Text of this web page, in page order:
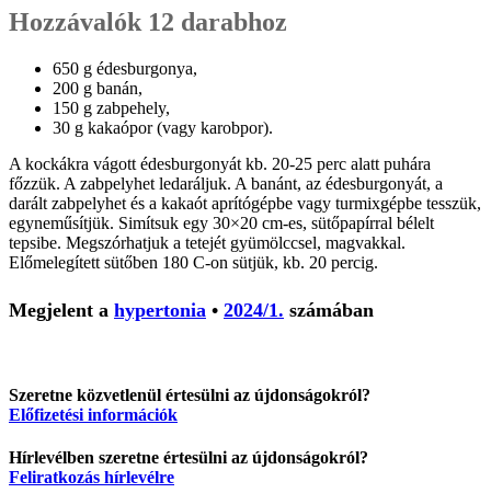
Hozzávalók 12 darabhoz
650 g édesburgonya,
200 g banán,
150 g zabpehely,
30 g kakaópor (vagy karobpor).
A kockákra vágott édesburgonyát kb. 20-25 perc alatt puhára
főzzük. A zabpelyhet ledaráljuk. A banánt, az édesburgonyát, a
darált zabpelyhet és a kakaót aprítógépbe vagy turmixgépbe tesszük,
egyneműsítjük. Simítsuk egy 30×20 cm-es, sütőpapírral bélelt
tepsibe. Megszórhatjuk a tetejét gyümölccsel, magvakkal.
Előmelegített sütőben 180 C-on sütjük, kb. 20 percig.
Megjelent a hypertonia • 2024/1. számában
Szeretne közvetlenül értesülni az újdonságokról?
Előfizetési információk
Hírlevélben szeretne értesülni az újdonságokról?
Feliratkozás hírlevélre